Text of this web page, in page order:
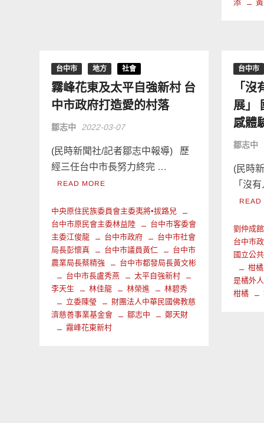
添
台中市 地方 社會
霧峰花東及太平自強新村 台
中市政府打造愛的村落
鄒志中 2022-03-07
(民時新聞社/記者鄒志中報導) 歷
經三任台中市長努力終完 …
READ MORE
中央原住民族委員會主委夷將•拔路兒
台中市原民會主委林益陸
台中市客委會
主委江俊龍
台中市政府
台中市社會
局長彭懷真
台中市議員黃仁
台中市
農業局長蔡精強
台中市都發局長黃文彬
台中市長盧秀燕
太平自強新村
李天生
林佳龍 林榮進
林碧秀
立委陳瑩
財團法人中華民國佛教慈
濟慈善事業基金會
鄒志中
鄭天財
霧峰花東新村
台中市
「
展」
感體
鄒志中
(民時
「沒
READ
劉仲成
台中市
國立公
柑
是橘外
柑橘